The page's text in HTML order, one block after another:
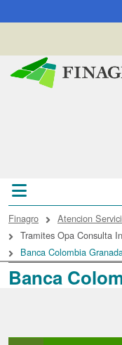
Pasar al contenido
Banca
Finagro
Atencion
Tramites Opa Consulta
Banca Colombia